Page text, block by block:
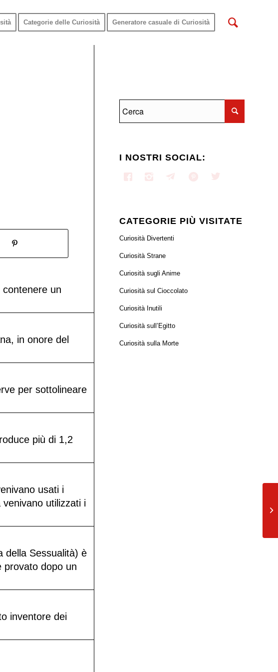
Categorie delle Curiosità Generatore casuale di Curiosità
un
in onore del
per sottolineare
più di 1,2
usati i
utilizzati i
della Sessualità) è
provato dopo un
inventore dei
I NOSTRI SOCIAL:
CATEGORIE PIÙ VISITATE
Curiosità Divertenti
Curiosità Strane
Curiosità sugli Anime
Curiosità sul Cioccolato
Curiosità Inutili
Curiosità sull’Egitto
Curiosità sulla Morte